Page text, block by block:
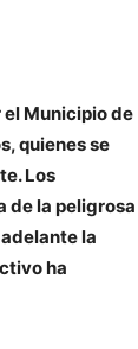
Municipio de
quienes se
Los
de la peligrosa
la
ha